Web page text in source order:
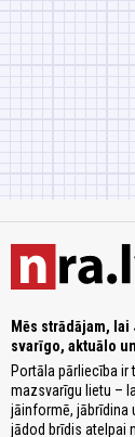
Mēs strādājam,
svarīgo, aktuālo
Portāla pārliecība ir
mazsvarīgu lietu –
jāinformē, jābrīdina
jādod brīdis atelpai